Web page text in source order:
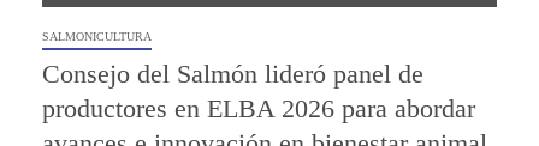
SALMONICULTURA
Consejo del Salmón lideró panel de
productores en ELBA 2026 para abordar